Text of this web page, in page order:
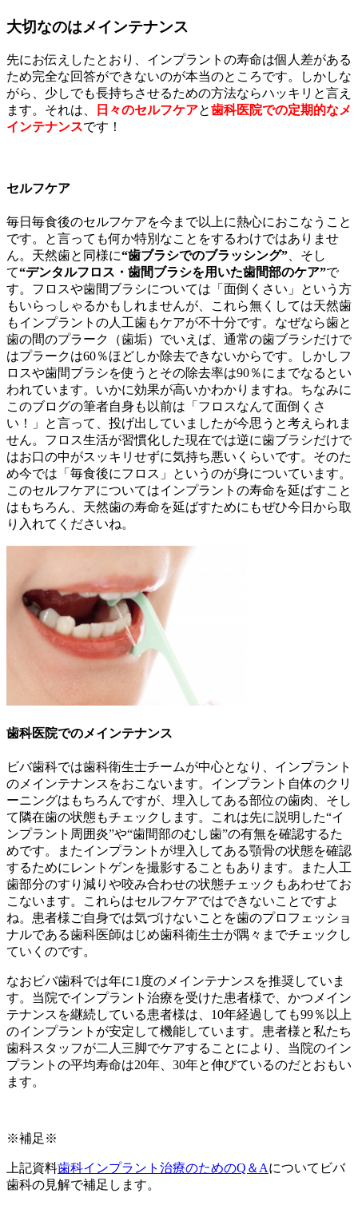
大切なのはメインテナンス
先にお伝えしたとおり、インプラントの寿命は個人差がある
ため完全な回答ができないのが本当のところです。しかしな
がら、少しでも長持ちさせるための方法ならハッキリと言え
ます。それは、
日々のセルフケアと歯科医院での定期的なメ
インテナンスです！
セルフケア
毎日毎食後のセルフケアを今まで以上に熱心におこなうこと
です。と言っても何か特別なことをするわけではありませ
ん。天然歯と同様に“歯ブラシでのブラッシング” 、そし
て“デンタルフロス・歯間ブラシを用いた歯間部のケア”で
す。フロスや歯間ブラシについては「面倒くさい」という方
もいらっしゃるかもしれませんが、これら無くしては天然歯
もインプラントの人工歯もケアが不十分です。なぜなら歯と
歯の間のプラーク（歯垢）でいえば、通常の歯ブラシだけで
はプラークは60％ほどしか除去できないからです。しかしフ
ロスや歯間ブラシを使うとその除去率は90％にまでなるとい
われています。いかに効果が高いかわかりますね。ちなみに
このブログの筆者自身も以前は「フロスなんて面倒くさ
い！」と言って、投げ出していましたが今思うと考えられま
せん。フロス生活が習慣化した現在では逆に歯ブラシだけで
はお口の中がスッキリせずに気持ち悪いくらいです。そのた
め今では「毎食後にフロス」というのが身についています。
このセルフケアについてはインプラントの寿命を延ばすこと
はもちろん、天然歯の寿命を延ばすためにもぜひ今日から取
り入れてくださいね。
歯科医院でのメインテナンス
ビバ歯科では歯科衛生士チームが中心となり、インプラント
のメインテナンスをおこないます。インプラント自体のクリ
ーニングはもちろんですが、埋入してある部位の歯肉、そし
て隣在歯の状態もチェックします。これは先に説明した“イ
ンプラント周囲炎”や“歯間部のむし歯”の有無を確認するた
めです。またインプラントが埋入してある顎骨の状態を確認
するためにレントゲンを撮影することもあります。また人工
歯部分のすり減りや咬み合わせの状態チェックもあわせてお
こないます。これらはセルフケアではできないことですよ
ね。患者様ご自身では気づけないことを歯のプロフェッショ
ナルである歯科医師はじめ歯科衛生士が隅々までチェックし
ていくのです。
なおビバ歯科では年に1度のメインテナンスを推奨していま
す。当院でインプラント治療を受けた患者様で、かつメイン
テナンスを継続している患者様は、10年経過しても99％以上
のインプラントが安定して機能しています。患者様と私たち
歯科スタッフが二人三脚でケアすることにより、当院のイン
プラントの平均寿命は20年、30年と伸びているのだとおもい
ます。
※補足※
上記資料歯科インプラント治療のためのQ＆Aについてビバ
歯科の見解で補足します。